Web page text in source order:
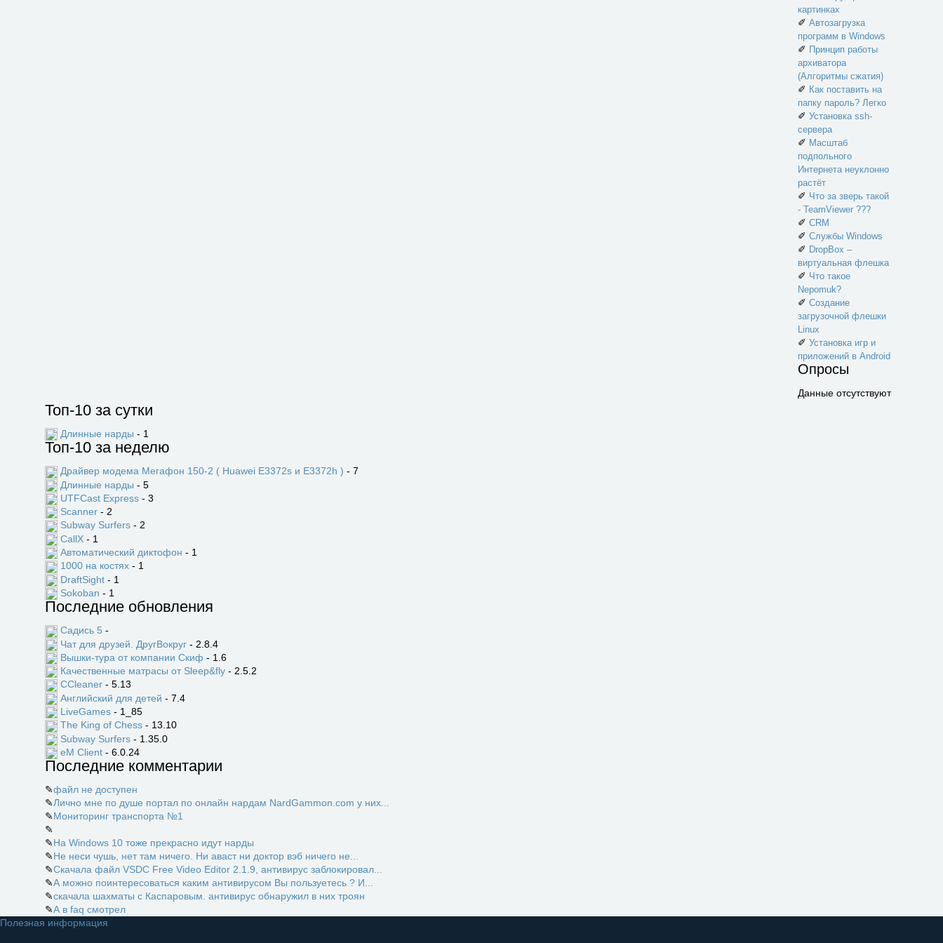
картинках
✐ Автозагрузка
программ в Windows
✐ Принцип работы
архиватора
(Алгоритмы сжатия)
✐ Как поставить на
папку пароль? Легко
✐ Установка ssh-
сервера
✐ Масштаб
подпольного
Интернета неуклонно
растёт
✐ Что за зверь такой
- TeamViewer ???
✐ CRM
✐ Службы Windows
✐ DropBox –
виртуальная флешка
✐ Что такое
Nepomuk?
✐ Создание
загрузочной флешки
Linux
✐ Установка игр и
приложений в Android
Опросы
Данные отсутствуют
Топ-10 за сутки
Длинные нарды - 1
Топ-10 за неделю
Драйвер модема Мегафон 150-2 ( Huawei E3372s и E3372h ) - 7
Длинные нарды - 5
UTFCast Express - 3
Scanner - 2
Subway Surfers - 2
CallX - 1
Автоматический диктофон - 1
1000 на костях - 1
DraftSight - 1
Sokoban - 1
Последние обновления
Садись 5 -
Чат для друзей. ДругВокруг - 2.8.4
Вышки-тура от компании Скиф - 1.6
Качественные матрасы от Sleep&fly - 2.5.2
CCleaner - 5.13
Английский для детей - 7.4
LiveGames - 1_85
The King of Chess - 13.10
Subway Surfers - 1.35.0
eM Client - 6.0.24
Последние комментарии
✎файл не доступен
✎Лично мне по душе портал по онлайн нардам NardGammon.com у них...
✎Мониторинг транспорта №1
✎
✎На Windows 10 тоже прекрасно идут нарды
✎Не неси чушь, нет там ничего. Ни аваст ни доктор вэб ничего не...
✎Скачала файл VSDC Free Video Editor 2.1.9, антивирус заблокировал...
✎А можно поинтересоваться каким антивирусом Вы пользуетесь ? И...
✎скачала шахматы с Каспаровым. антивирус обнаружил в них троян
✎А в faq смотрел
Полезная информация